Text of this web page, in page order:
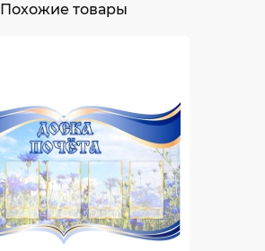
Похожие товары